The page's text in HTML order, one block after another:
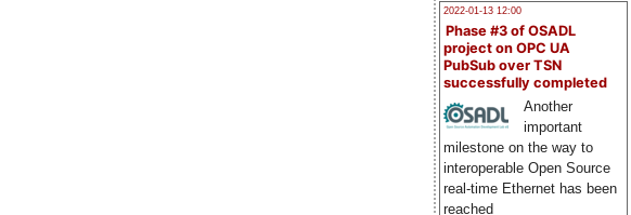
2022-01-13 12:00
Phase #3 of OSADL
project on OPC UA
PubSub over TSN
successfully completed
Another
important
milestone on the way to
interoperable Open Source
real-time Ethernet has been
reached